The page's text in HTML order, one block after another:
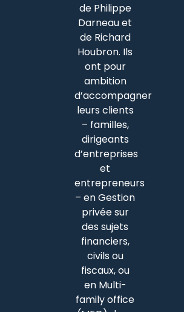
de Philippe
Darneau et
de Richard
Houbron. Ils
ont pour
ambition
d’accompagner
leurs clients
– familles,
dirigeants
d’entreprises
et
entrepreneurs
– en Gestion
privée sur
des sujets
financiers,
civils ou
fiscaux, ou
en Multi-
family office